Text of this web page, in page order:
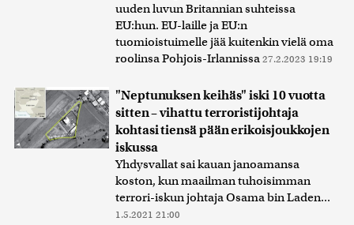
uuden luvun Britannian suhteissa
EU:hun. EU-laille ja EU:n
tuomioistuimelle jää kuitenkin vielä oma
roolinsa Pohjois-Irlannissa 27.2.2023 19:19
"Neptunuksen keihäs" iski 10 vuotta
sitten – vihattu terroristijohtaja
kohtasi tiensä pään erikoisjoukkojen
iskussa
Yhdysvallat sai kauan janoamansa
koston, kun maailman tuhoisimman
terrori-iskun johtaja Osama bin Laden...
1.5.2021 21:00